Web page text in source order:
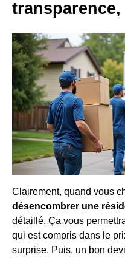
Clairement, quand vous
désencombrer une
détaillé. Ça vous
qui est compris dans le
surprise. Puis, un bon